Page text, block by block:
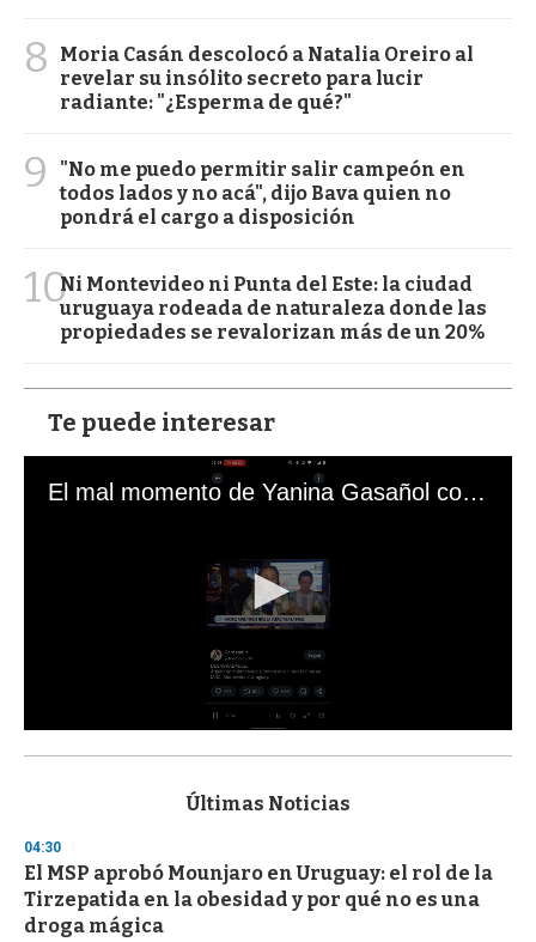
8
Moria Casán descolocó a Natalia Oreiro al
revelar su insólito secreto para lucir
radiante: "¿Esperma de qué?"
9
"No me puedo permitir salir campeón en
todos lados y no acá", dijo Bava quien no
pondrá el cargo a disposición
10Ni Montevideo ni Punta del Este: la ciudad
uruguaya rodeada de naturaleza donde las
propiedades se revalorizan más de un 20%
Te puede interesar
El mal momento de Yanina Gasañol con un hincha argentino en "Subrayado"
s
d
s
o
f
3
Últimas Noticias
04:30
El MSP aprobó Mounjaro en Uruguay: el rol de la
Tirzepatida en la obesidad y por qué no es una
droga mágica